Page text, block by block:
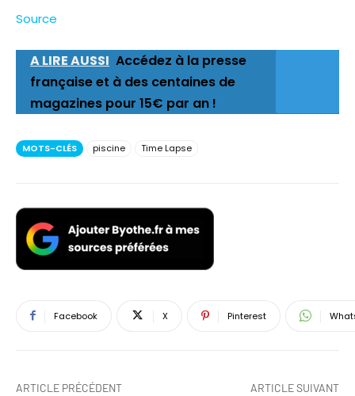
Source
A LIRE AUSSI Accédez à la presse
française et à des centaines de
magazines pour 15€ par an !
MOTS-CLÉS piscine Time Lapse
Facebook X Pinterest
ARTICLE PRÉCÉDENT ARTICLE SUIVANT